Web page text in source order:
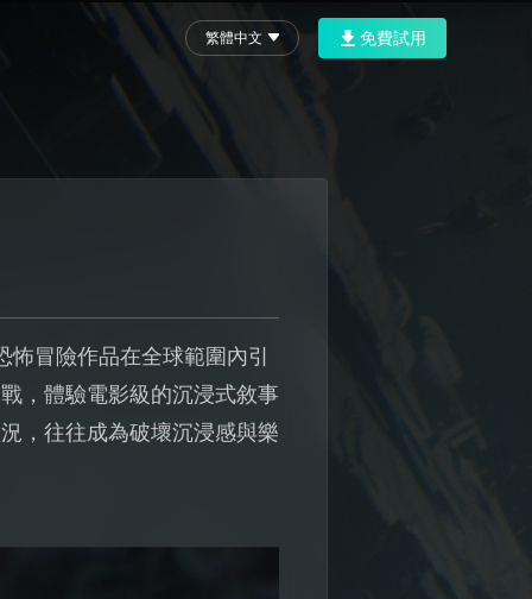
繁體中文 免費試用
冒險作品在全球範圍內引
，體驗電影級的沉浸式敘事
，往往成為破壞沉浸感與樂